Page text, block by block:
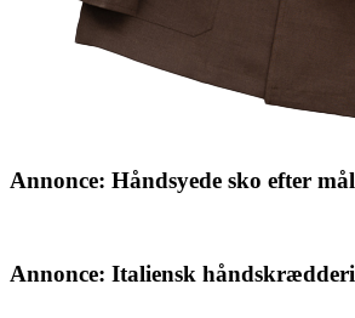
Annonce: Håndsyede sko efter mål
Annonce: Italiensk håndskrædderi